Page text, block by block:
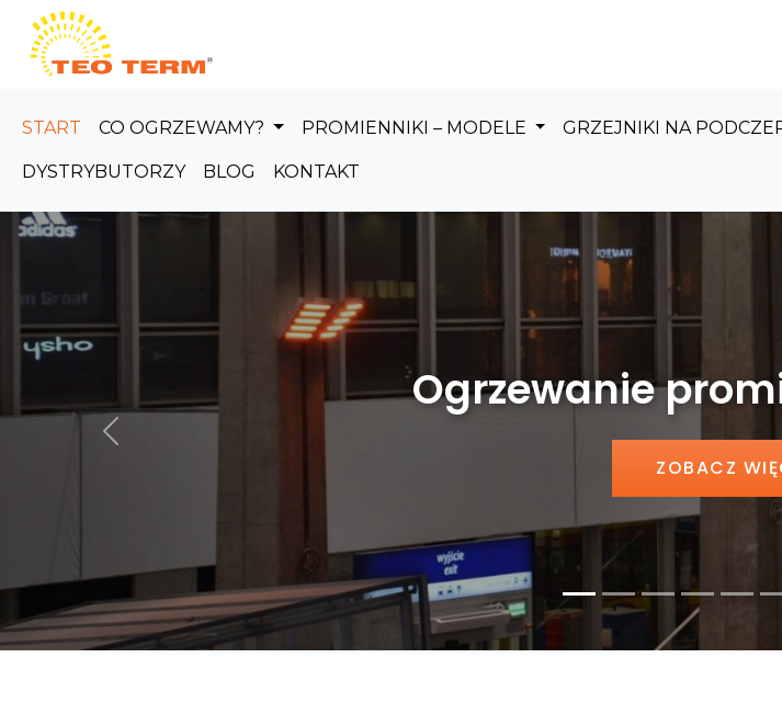
Skip to main content
START CO OGRZEWAMY? PROMIENNIKI – MODELE GRZEJNIKI NA
DYSTRYBUTORZY BLOG KONTAKT
Ogrzewanie
ZOBACZ
Poprzedni